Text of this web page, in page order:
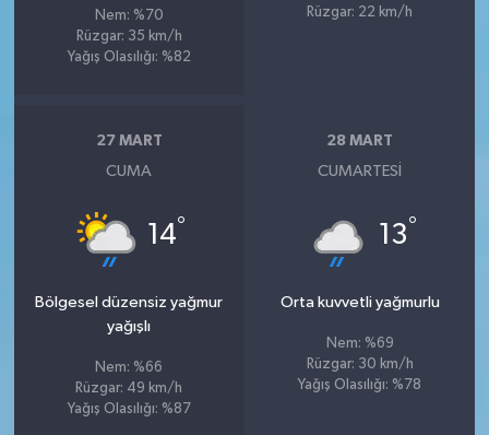
Nem: %70
Rüzgar: 35 km/h
Yağış Olasılığı: %82
Rüzgar: 22 km/h
27 MART
CUMA
14°
Bölgesel düzensiz yağmur
yağışlı
Nem: %66
Rüzgar: 49 km/h
Yağış Olasılığı: %87
28 MART
CUMARTESI
13°
Orta kuvvetli yağmurlu
Nem: %69
Rüzgar: 30 km/h
Yağış Olasılığı: %78